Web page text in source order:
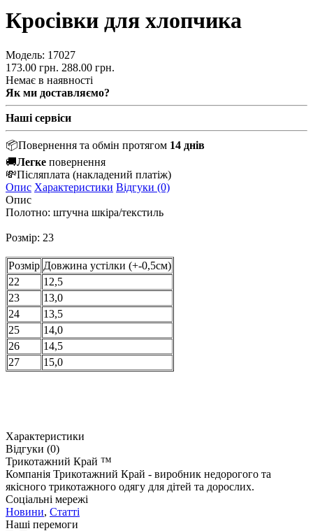
Кросівки для хлопчика
Модель: 17027
173.00 грн. 288.00 грн.
Немає в наявності
Як ми доставляємо?
Наші сервіси
📦Повернення та обмін протягом 14 днів
🚚Легке повернення
💸Післяплата (накладений платіж)
Опис Характеристики Відгуки (0)
Опис
Полотно: штучна шкіра/текстиль
Розмір: 23
Розмір Довжина устілки (+-0,5см)
22
12,5
23
13,0
24
13,5
25
14,0
26
14,5
27
15,0
Характеристики
Відгуки (0)
Трикотажний Край ™
Компанія Трикотажний Край - виробник недорогого та
якісного трикотажного одягу для дітей та дорослих.
Соціальні мережі
Новини, Статті
Наші перемоги